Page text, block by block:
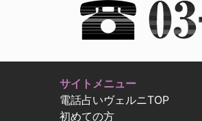
サイトメニュー
電話占いヴェルニTOP
初めての方